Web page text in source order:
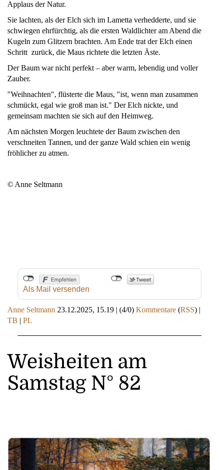
Applaus der Natur.
Sie lachten, als der Elch sich im Lametta verhedderte, und sie
schwiegen ehrfürchtig, als die ersten Waldlichter am Abend die
Kugeln zum Glitzern brachten. Am Ende trat der Elch einen
Schritt zurück, die Maus richtete die letzten Äste.
Der Baum war nicht perfekt – aber warm, lebendig und voller
Zauber.
"Weihnachten", flüsterte die Maus, "ist, wenn man zusammen
schmückt, egal wie groß man ist." Der Elch nickte, und
gemeinsam machten sie sich auf den Heimweg.
Am nächsten Morgen leuchtete der Baum zwischen den
verschneiten Tannen, und der ganze Wald schien ein wenig
fröhlicher zu atmen.
© Anne Seltmann
Als Mail versenden
Anne Seltmann 23.12.2025, 15.19 (4/0) Kommentare (RSS) |
TB
PL
Weisheiten am
Samstag N° 82